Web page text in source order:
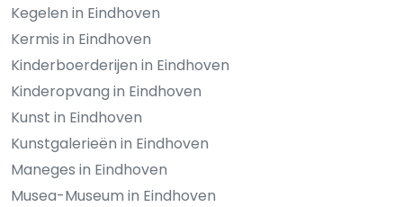
Kegelen in Eindhoven
Kermis in Eindhoven
Kinderboerderijen in Eindhoven
Kinderopvang in Eindhoven
Kunst in Eindhoven
Kunstgalerieën in Eindhoven
Maneges in Eindhoven
Musea-Museum in Eindhoven